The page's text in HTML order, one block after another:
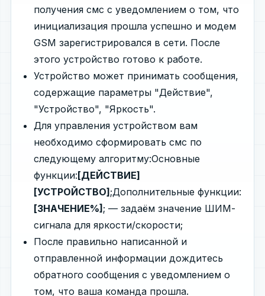
получения смс с уведомлением о том, что
инициализация прошла успешно и модем
GSM зарегистрировался в сети. После
этого устройство готово к работе.
Устройство может принимать сообщения,
содержащие параметры "Действие",
"Устройство", "Яркость".
Для управления устройством вам
необходимо сформировать смс по
следующему алгоритму:Основные
функции:[ДЕЙСТВИЕ]
[УСТРОЙСТВО];Дополнительные функции:
[ЗНАЧЕНИЕ%]; — задаём значение ШИМ-
сигнала для яркости/скорости;
После правильно написанной и
отправленной информации дождитесь
обратного сообщения с уведомлением о
том, что ваша команда прошла.